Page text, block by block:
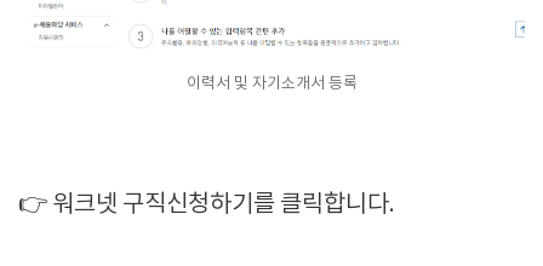
이력서 및 자기소개서 등록
👉 워크넷 구직신청하기를 클릭합니다.